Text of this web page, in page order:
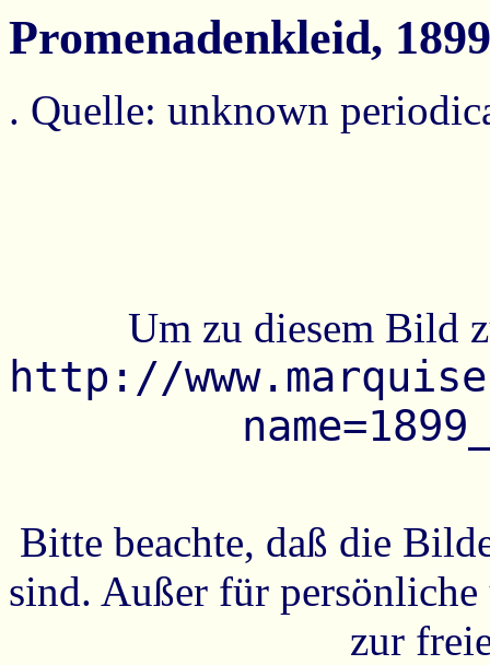
Promenadenkleid, 1899
. Quelle: unknown
Um zu diesem Bild
http://
Bitte beachte, daß die
sind. Außer für
zur